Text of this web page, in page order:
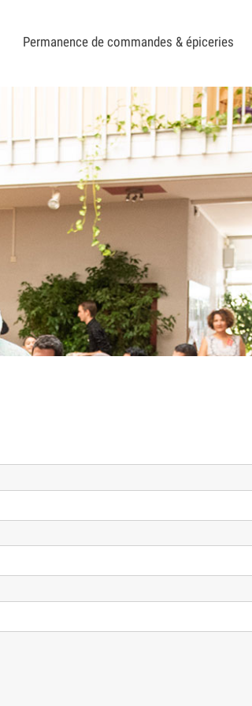
Permanence de commandes & épiceries